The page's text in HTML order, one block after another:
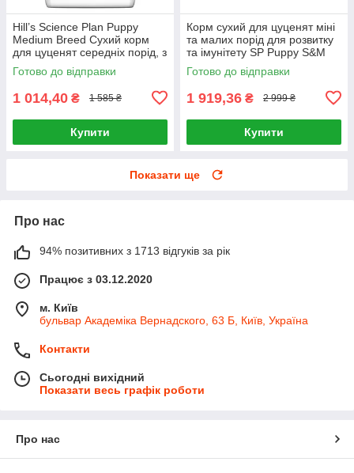
Hill’s Science Plan Puppy
Medium Breed Сухий корм
для цуценят середніх порід, з
ягням і рисом, 2,5 кг
Готово до відправки
1 014,40 ₴ 1 585 ₴
Купити
Корм сухий для цуценят міні
та малих порід для розвитку
та імунітету SP Puppy S&M
L&R 6кг, Ягня та рис
Готово до відправки
1 919,36 ₴ 2 999 ₴
Купити
Показати ще
Про нас
94% позитивних з 1713 відгуків за рік
Працює з 03.12.2020
м. Київ
бульвар Академіка Вернадского, 63 Б, Київ, Україна
Контакти
Сьогодні вихідний
Показати весь графік роботи
Про нас